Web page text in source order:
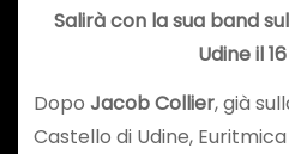
Salirà con la sua band
Udine il
Dopo Jacob Collier, già
Castello di Udine,